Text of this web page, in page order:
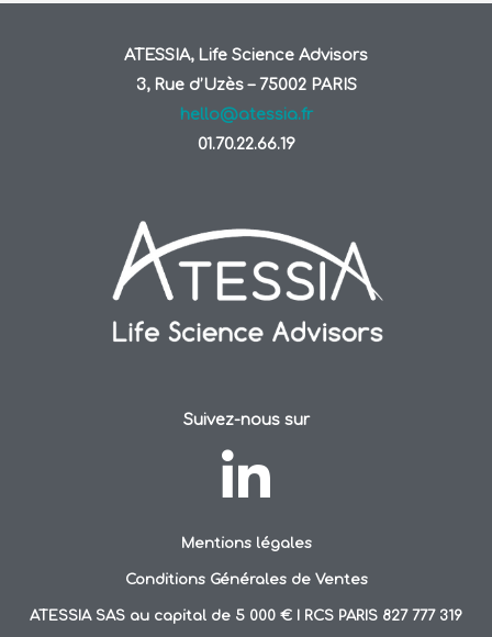
ATESSIA, Life Science Advisors
3, Rue d’Uzès – 75002 PARIS
hello@atessia.fr
01.70.22.66.19
Suivez-nous sur
Mentions légales
Conditions Générales de Ventes
ATESSIA SAS au capital de 5 000 € I RCS PARIS 827 777 319